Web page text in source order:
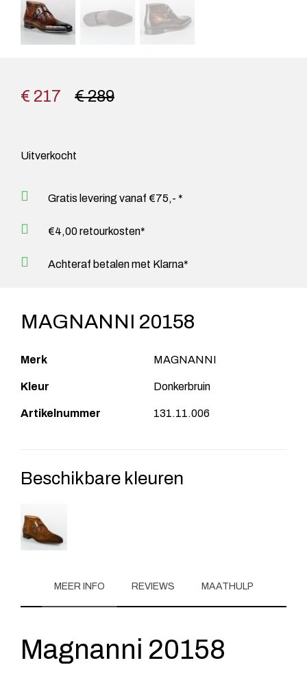
€ 289
€ 217
Uitverkocht
Gratis levering vanaf €75,- *
€4,00 retourkosten*
Achteraf betalen met Klarna*
MAGNANNI 20158
Merk MAGNANNI
Kleur Donkerbruin
Artikelnummer 131.11.006
Beschikbare kleuren
MEER INFO REVIEWS MAATHULP
Magnanni 20158